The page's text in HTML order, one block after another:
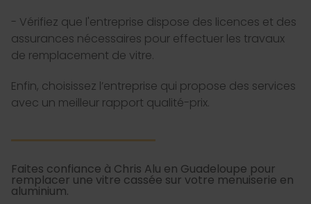
- Vérifiez que l'entreprise dispose des licences et des
assurances nécessaires pour effectuer les travaux
de remplacement de vitre.
Enfin, choisissez l’entreprise qui propose des services
avec un meilleur rapport qualité-prix.
Faites confiance à Chris Alu en Guadeloupe pour
remplacer une vitre cassée sur votre menuiserie en
aluminium.